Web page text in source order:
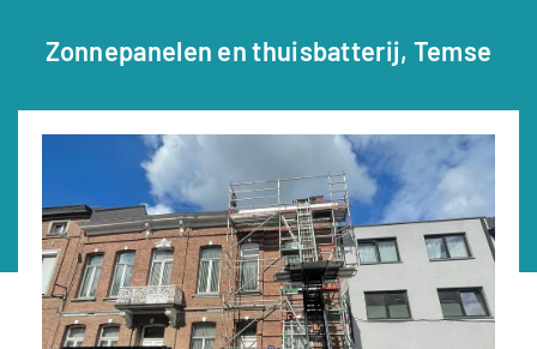
Zonnepanelen en thuisbatterij, Temse